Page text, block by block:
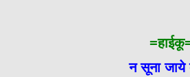
न सूना जाये